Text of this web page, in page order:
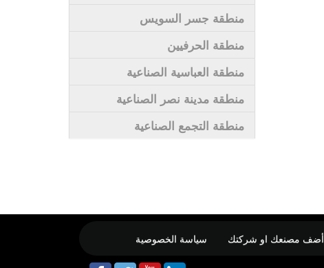
منطقة جسر السويس
منطقة الحرفيين
منطقة العباسية الصناعية
منطقة مدينة نصر الصناعية
منطقة التجمع الصناعية
أضف مصنعك او شركتك سياسة الخصوصية